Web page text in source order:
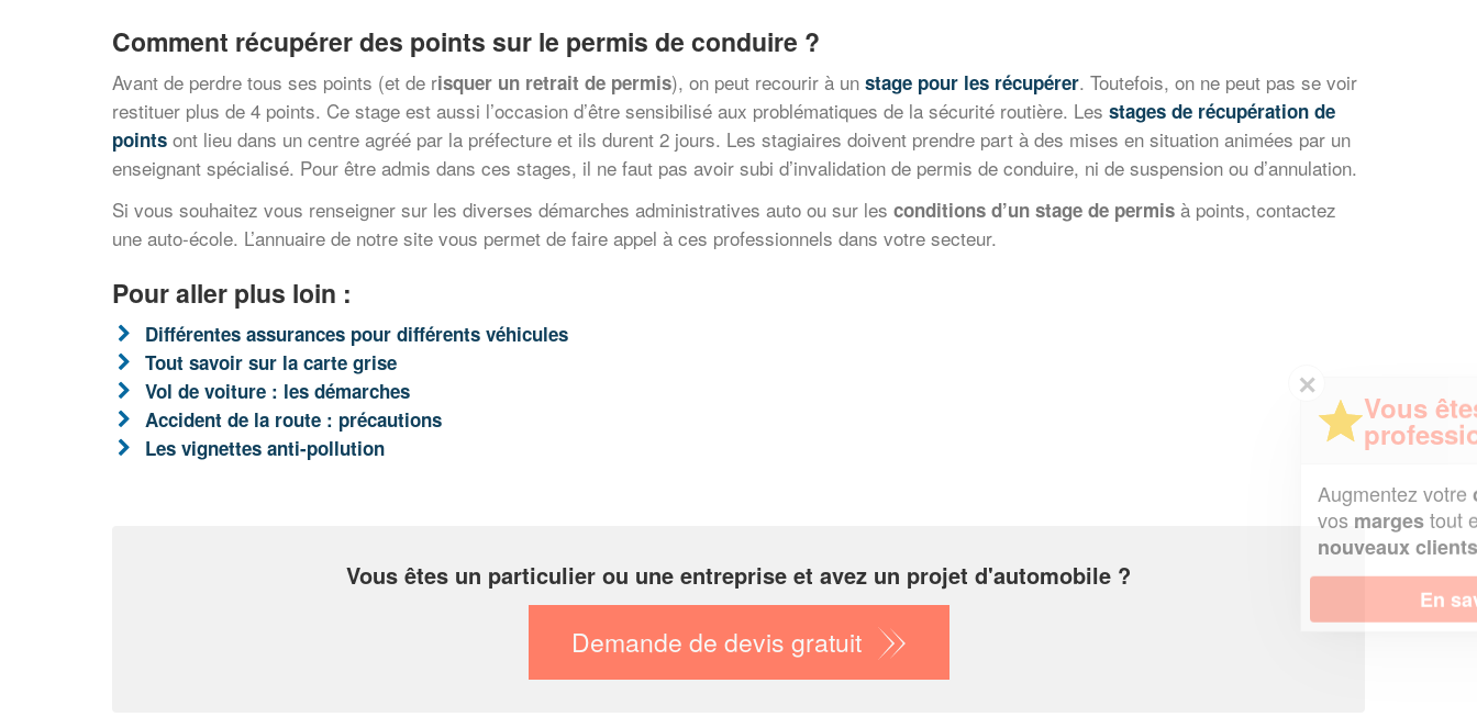
Comment récupérer des points sur le permis de conduire ?
Avant de perdre tous ses points (et de risquer un retrait de permis), on peut recourir à un stage pour les récupérer. Toutefois, on ne peut pas se voir
restituer plus de 4 points. Ce stage est aussi l’occasion d’être sensibilisé aux problématiques de la sécurité routière. Les stages de récupération de
points ont lieu dans un centre agréé par la préfecture et ils durent 2 jours. Les stagiaires doivent prendre part à des mises en situation animées par un
enseignant spécialisé. Pour être admis dans ces stages, il ne faut pas avoir subi d’invalidation de permis de conduire, ni de suspension ou d’annulation.
Si vous souhaitez vous renseigner sur les diverses démarches administratives auto ou sur les conditions d’un stage de permis à points, contactez
une auto-école. L’annuaire de notre site vous permet de faire appel à ces professionnels dans votre secteur.
Pour aller plus loin :
Différentes assurances pour différents véhicules
Tout savoir sur la carte grise
Vol de voiture : les démarches
Accident de la route : précautions
Les vignettes anti-pollution
Vous êtes un particulier ou une entreprise et avez un projet d'automobile ?
Demande de devis gratuit
Vous êtes un
professionnel ?
chiffre d'affaireset
tout en gagnant de